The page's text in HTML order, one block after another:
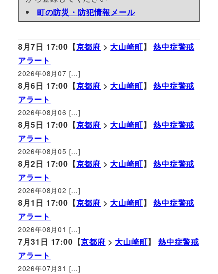
町の防災・防犯情報メール
8月7日 17:00【京都府 > 大山崎町】熱中症警戒
アラート
2026年08月07 […]
8月6日 17:00【京都府 > 大山崎町】熱中症警戒
アラート
2026年08月06 […]
8月5日 17:00【京都府 > 大山崎町】熱中症警戒
アラート
2026年08月05 […]
8月2日 17:00【京都府 > 大山崎町】熱中症警戒
アラート
2026年08月02 […]
8月1日 17:00【京都府 > 大山崎町】熱中症警戒
アラート
2026年08月01 […]
7月31日 17:00【京都府 > 大山崎町】熱中症警戒
アラート
2026年07月31 […]